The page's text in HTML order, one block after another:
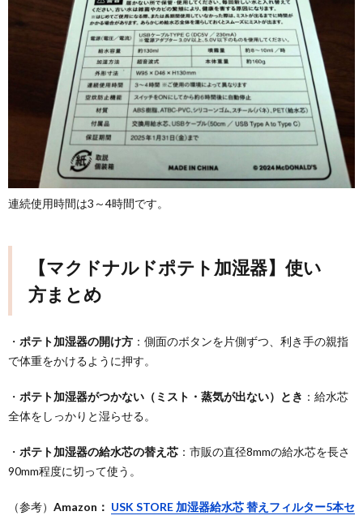
連続使用時間は3～4時間です。
【マクドナルドポテト加湿器】使い
方まとめ
・ ポテト加湿器の開け方 ：側面のボタンを片側ずつ、利き手の親指
で体重をかけるように押す。
・ ポテト加湿器がつかない（ミスト・蒸気が出ない）とき ：給水芯
全体をしっかりと湿らせる。
・ ポテト加湿器の給水芯の替え芯 ：市販の直径8mmの給水芯を長さ
90mm程度に切って使う。
（参考） Amazon： USK STORE 加湿器給水芯 替えフィルター5本セ